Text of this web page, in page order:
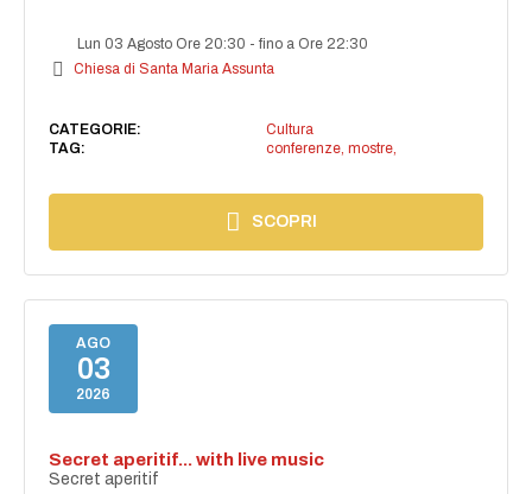
Lun 03 Agosto Ore 20:30 -fino a Ore 22:30
Chiesa di Santa Maria Assunta
CATEGORIE:
Cultura
TAG:
conferenze, mostre,
SCOPRI
AGO
03
2026
Secret aperitif... with live music
Secret aperitif